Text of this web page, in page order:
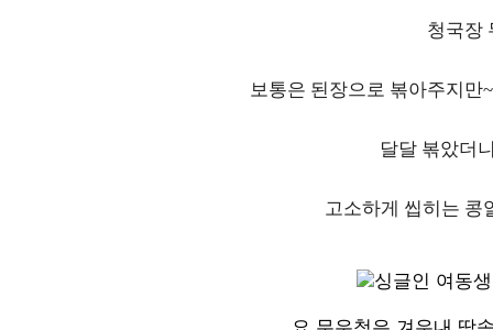
청국장
보통은 된장으로 볶아주지
달달 볶았더
고소하게 씹히는 콩